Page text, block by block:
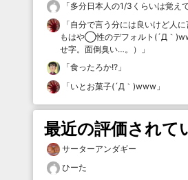
「多分日本人の1/3くらいは覚え
「自分で言う分には良いけど人
もはや◯性のデフォルト(´Д｀
せ字。面倒臭い…。）
」
「食ったろか!? 」
「いとお菓子(´Д｀)www 」
最近の評価されて
サーターアンダギー
ひーた